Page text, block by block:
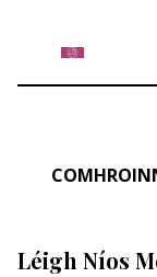
Léigh Níos